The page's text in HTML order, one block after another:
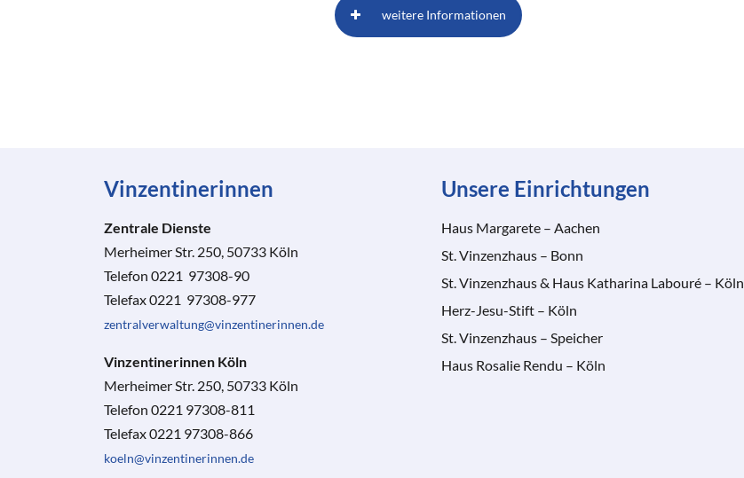
weitere Informationen
Vinzentinerinnen
Zentrale Dienste
Merheimer Str. 250, 50733 Köln
Telefon 0221 97308-90
Telefax 0221 97308-977
zentralverwaltung@vinzentinerinnen.de
Vinzentinerinnen Köln
Merheimer Str. 250, 50733 Köln
Telefon 0221 97308-811
Telefax 0221 97308-866
koeln@vinzentinerinnen.de
Unsere Einrichtungen
Haus Margarete – Aachen
St. Vinzenzhaus – Bonn
St. Vinzenzhaus & Haus Katharina Labouré – Köln
Herz-Jesu-Stift – Köln
St. Vinzenzhaus – Speicher
Haus Rosalie Rendu – Köln